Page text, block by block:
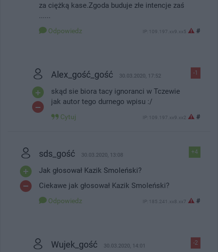
za ciężką kase.Zgoda buduje złe intencje zaś
......
Odpowiedz IP: 109.197.xx9.xx5 #
-1
Alex_gość_gość 30.03.2020, 17:52
skąd sie biora tacy ignoranci w Tczewie
jak autor tego durnego wpisu :/
Cytuj IP: 109.197.xx9.xx2 #
+4
sds_gość 30.03.2020, 13:08
Jak głosował Kazik Smoleński?
Ciekawe jak głosował Kazik Smoleński?
Odpowiedz IP: 185.241.xx8.xx7 #
-2
Wujek_gość 30.03.2020, 14:01